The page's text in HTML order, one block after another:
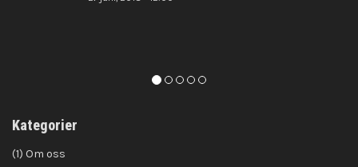
Kategorier
(1) Om oss